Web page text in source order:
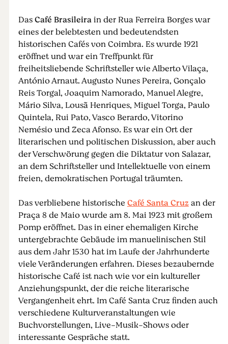
DasCafé Brasileirain der Rua Ferreira Borges war
eines der belebtesten und bedeutendsten
historischen Cafés von Coimbra. Es wurde 1921
eröffnet und war ein Treffpunkt für
freiheitsliebende Schriftsteller wie Alberto Vilaça,
António Arnaut. Augusto Nunes Pereira, Gonçalo
Reis Torgal, Joaquim Namorado, Manuel Alegre,
Mário Silva, Lousã Henriques, Miguel Torga, Paulo
Quintela, Rui Pato, Vasco Berardo, Vitorino
Nemésio und Zeca Afonso. Es war ein Ort der
literarischen und politischen Diskussion, aber auch
der Verschwörung gegen die Diktatur von Salazar,
an dem Schriftsteller und Intellektuelle von einem
freien, demokratischen Portugal träumten.
Das verbliebene historischeCafé Santa Cruzan der
Praça 8 de Maio wurde am 8. Mai 1923 mit großem
Pomp eröffnet. Das in einer ehemaligen Kirche
untergebrachte Gebäude im manuelinischen Stil
aus dem Jahr 1530 hat im Laufe der Jahrhunderte
viele Veränderungen erfahren. Dieses bezaubernde
historische Café ist nach wie vor ein kultureller
Anziehungspunkt, der die reiche literarische
Vergangenheit ehrt. Im Café Santa Cruz finden auch
verschiedene Kulturveranstaltungen wie
Buchvorstellungen, Live-Musik-Shows oder
interessante Gespräche statt.